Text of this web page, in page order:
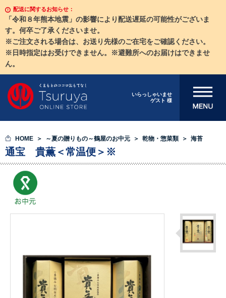
配送に関するお知らせ：
「令和８年熊本地震」の影響により配送遅延の可能性がございま
す。何卒ご了承くださいませ。
※ご注文される場合は、お送り先様のご在宅をご確認ください。
※日時指定はお受けできません。※避難所へのお届けはできませ
ん。
いらっしゃいませ
ゲスト 様
メニューを開
HOME ～夏の贈りもの～鶴屋のお中元 乾物・惣菜類 海苔
通宝 貴薫＜常温便＞※